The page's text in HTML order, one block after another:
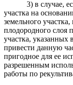
3) в случае,
участка на
земельного
плодородного слоя
участка, указанных
привести данную
пригодное для ее
разрешенным
работы по